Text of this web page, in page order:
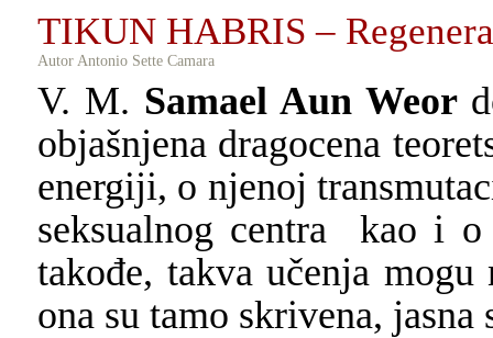
TIKUN HABRIS –
Autor Antonio Sette Camara
V. M. Samael Aun Weor
objašnjena dragocena
energiji, o njenoj
seksualnog centra
kao i o
takođe, takva učenja
ona su tamo skrivena,